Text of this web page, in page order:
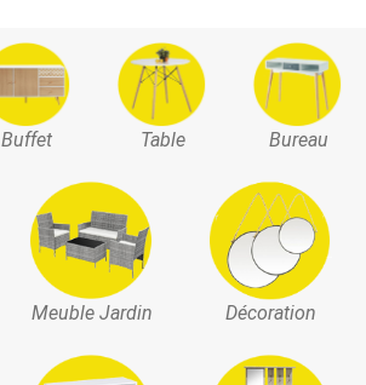
Buffet Table Bureau
Meuble Jardin Décoration